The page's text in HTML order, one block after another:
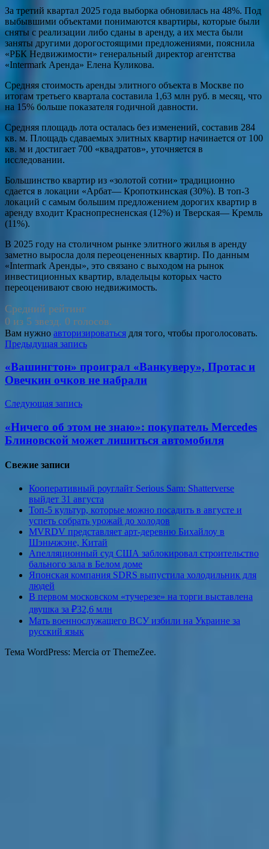
За третий квартал 2025 года выборка обновилась на 48%. Под
выбывшими объектами понимаются квартиры, которые были
сняты с реализации либо сданы в аренду, а их места были
заняты другими дорогостоящими предложениями, пояснила
«РБК Недвижимости» генеральный директор агентства
«Intermark Аренда» Елена Куликова.
Средняя стоимость аренды элитного объекта в Москве по
итогам третьего квартала составила 1,63 млн руб. в месяц, что
на 15% больше показателя годичной давности.
Средняя площадь лота осталась без изменений, составив 284
кв. м. Площадь сдаваемых элитных квартир начинается от 100
кв. м и достигает 700 «квадратов», уточняется в
исследовании.
Большинство квартир из «золотой сотни» традиционно
сдается в локации «Арбат— Кропоткинская (30%). В топ-3
локаций с самым большим предложением дорогих квартир в
аренду входит Краснопресненская (12%) и Тверская— Кремль
(11%).
В 2025 году на столичном рынке элитного жилья в аренду
заметно выросла доля переоцененных квартир. По данным
«Intermark Аренды», это связано с выходом на рынок
инвестиционных квартир, владельцы которых часто
переоценивают свою недвижимость.
Средний рейтинг
0 из 5 звезд. 0 голосов.
Вам нужно авторизироваться для того, чтобы проголосовать.
Навигация
по
записям
Предыдущая запись
«Вашингтон» проиграл «Ванкуверу», Протас и
Овечкин очков не набрали
Следующая запись
«Ничего об этом не знаю»: покупатель Mercedes
Блиновской может лишиться автомобиля
Свежие записи
Кооперативный роуглайт Serious Sam: Shatterverse
выйдет 31 августа
Топ-5 культур, которые можно посадить в августе и
успеть собрать урожай до холодов
MVRDV представляет арт-деревню Бихайлоу в
Шэньчжэне, Китай
Апелляционный суд США заблокировал строительство
бального зала в Белом доме
Японская компания SDRS выпустила холодильник для
людей
В первом московском «тучерезе» на торги выставлена
двушка за ₽32,6 млн
Мать военнослужащего ВСУ избили на Украине за
русский язык
Тема WordPress: Mercia от ThemeZee.